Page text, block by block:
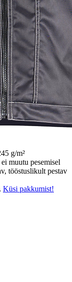
g/m²
muutu pesemisel
tööstuslikult pestav
Küsi pakkumist!